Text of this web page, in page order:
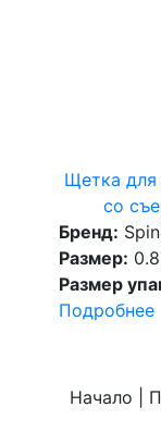
Щетка для
со
Бренд:
Размер:
Размер
Подробнее
Начало |